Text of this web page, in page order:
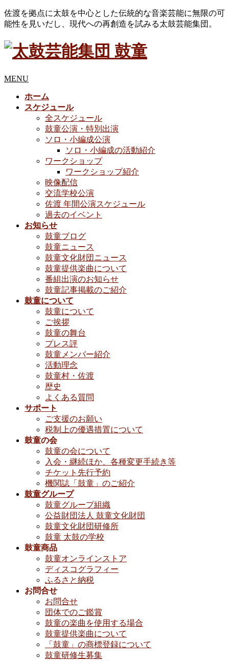
佐渡を拠点に太鼓を中心とした伝統的な音楽芸能に無限の可
能性を見いだし、現代への再創造を試みる太鼓芸能集団。
MENU
ホーム
スケジュール
全スケジュール
鼓童公演・特別出演
ソロ・小編成公演
ソロ・小編成の活動紹介
ワークショップ
ワークショップ紹介
映像配信
交流学校公演
佐渡 年間公演スケジュール
過去のイベント
お知らせ
鼓童ブログ
鼓童ニュース
鼓童文化財団ニュース
鼓童提供楽曲について
番組出演のお知らせ
鼓童記事掲載のご紹介
鼓童について
鼓童について
ご挨拶
鼓童の舞台
プレス評
鼓童メンバー紹介
活動理念
鼓童村・佐渡
歴史
よくある質問
サポート
ご支援のお願い
税制上の優遇措置について
鼓童の会
鼓童の会について
入会・継続ほか、各種変更手続き等
チケット先行予約
機関誌「鼓童」のご紹介
鼓童グループ
鼓童グループ組織
公益財団法人 鼓童文化財団
鼓童文化財団研修所
鼓童 太鼓の学校
鼓童商品
鼓童オンラインストア
ディスコグラフィー
ふるさと納税
お問合せ
お問合せ
団体でのご鑑賞
鼓童の楽曲を使用する場合
鼓童提供楽曲について
「鼓童」の商標登録について
鼓童研修生募集